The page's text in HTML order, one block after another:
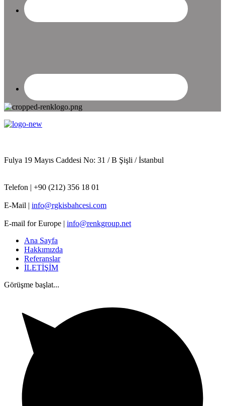
Fulya 19 Mayıs Caddesi No: 31 / B Şişli / İstanbul
Telefon | +90 (212) 356 18 01
E-Mail | info@rgkisbahcesi.com
E-mail for Europe | info@renkgroup.net
Ana Sayfa
Hakkımızda
Referanslar
İLETİŞİM
Görüşme başlat...